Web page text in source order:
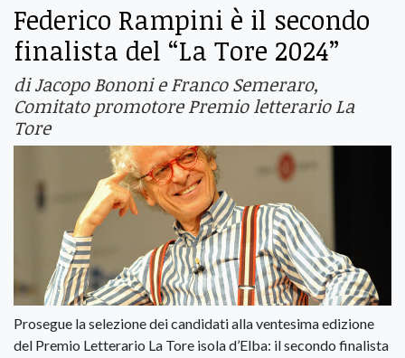
Federico Rampini è il secondo
finalista del “La Tore 2024”
di Jacopo Bononi e Franco Semeraro,
Comitato promotore Premio letterario La
Tore
Prosegue la selezione dei candidati alla ventesima edizione
del Premio Letterario La Tore isola d’Elba: il secondo finalista